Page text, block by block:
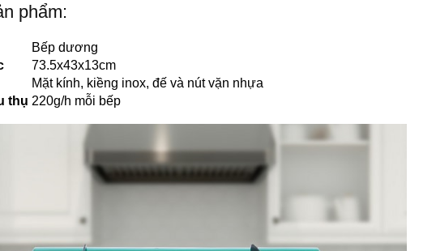
phẩm:
Bếp dương
73.5x43x13cm
Mặt kính, kiềng inox, đế và nút vặn nhựa
thụ 220g/h mỗi bếp